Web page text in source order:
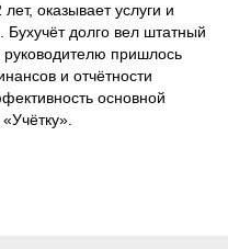
оказывает услуги и
Бухучёт долго вел штатный
руководителю пришлось
и отчётности
основной